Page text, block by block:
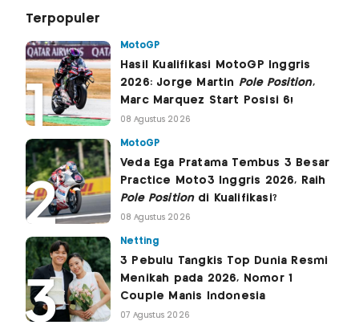
Terpopuler
MotoGP
Hasil Kualifikasi MotoGP Inggris
2026: Jorge Martin Pole Position,
Marc Marquez Start Posisi 6!
08 Agustus 2026
MotoGP
Veda Ega Pratama Tembus 3 Besar
Practice Moto3 Inggris 2026, Raih
Pole Positiondi Kualifikasi?
08 Agustus 2026
Netting
3 Pebulu Tangkis Top Dunia Resmi
Menikah pada 2026, Nomor 1
Couple Manis Indonesia
07 Agustus 2026